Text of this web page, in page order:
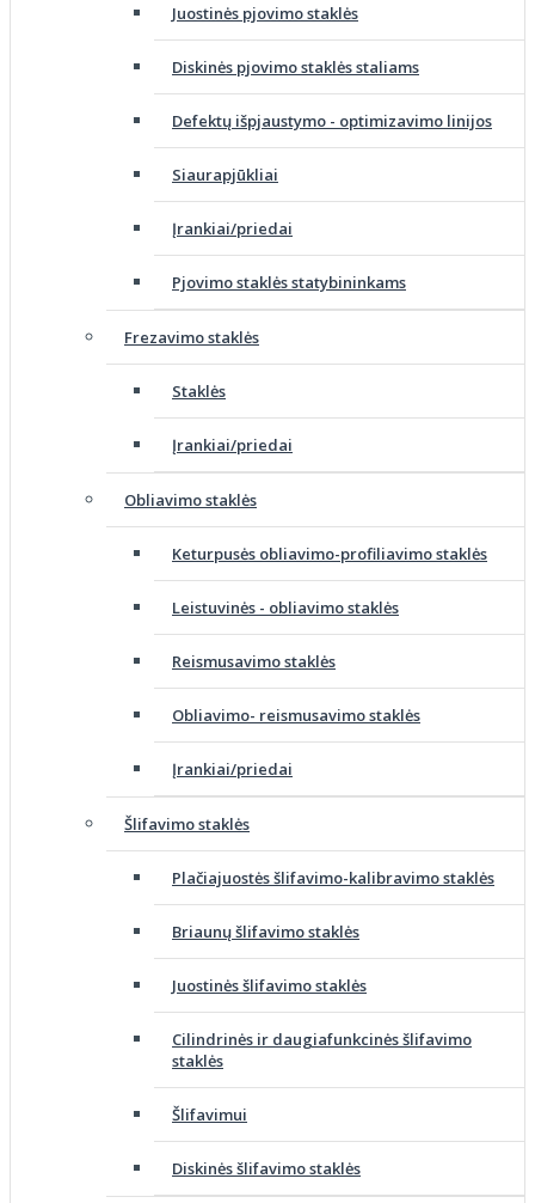
Juostinės pjovimo staklės
Diskinės pjovimo staklės staliams
Defektų išpjaustymo - optimizavimo linijos
Siaurapjūkliai
Įrankiai/priedai
Pjovimo staklės statybininkams
Frezavimo staklės
Staklės
Įrankiai/priedai
Obliavimo staklės
Keturpusės obliavimo-profiliavimo staklės
Leistuvinės - obliavimo staklės
Reismusavimo staklės
Obliavimo- reismusavimo staklės
Įrankiai/priedai
Šlifavimo staklės
Plačiajuostės šlifavimo-kalibravimo staklės
Briaunų šlifavimo staklės
Juostinės šlifavimo staklės
Cilindrinės ir daugiafunkcinės šlifavimo
staklės
Šlifavimui
Diskinės šlifavimo staklės